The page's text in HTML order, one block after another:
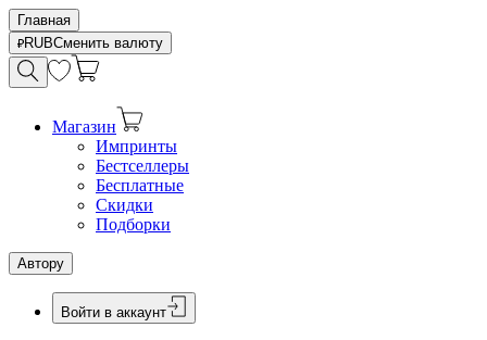
Главная
RUBСменить валюту
Магазин
Импринты
Бестселлеры
Бесплатные
Скидки
Подборки
Автору
Войти в аккаунт